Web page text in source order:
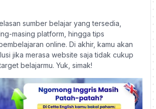
sumber belajar yang tersedia,
masing platform, hingga tips
online. Di akhir, kamu akan
jika merasa website saja tidak cukup
belajarmu. Yuk, simak!